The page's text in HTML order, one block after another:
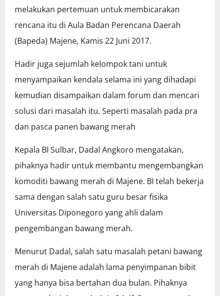
melakukan pertemuan untuk membicarakan
rencana itu di Aula Badan Perencana Daerah
(Bapeda) Majene, Kamis 22 Juni 2017.
Hadir juga sejumlah kelompok tani untuk
menyampaikan kendala selama ini yang dihadapi
kemudian disampaikan dalam forum dan mencari
solusi dari masalah itu. Seperti masalah pada pra
dan pasca panen bawang merah
Kepala BI Sulbar, Dadal Angkoro mengatakan,
pihaknya hadir untuk membantu mengembangkan
komoditi bawang merah di Majene. BI telah bekerja
sama dengan salah satu guru besar fisika
Universitas Diponegoro yang ahli dalam
pengembangan bawang merah.
Menurut Dadal, salah satu masalah petani bawang
merah di Majene adalah lama penyimpanan bibit
yang hanya bisa bertahan dua bulan. Pihaknya